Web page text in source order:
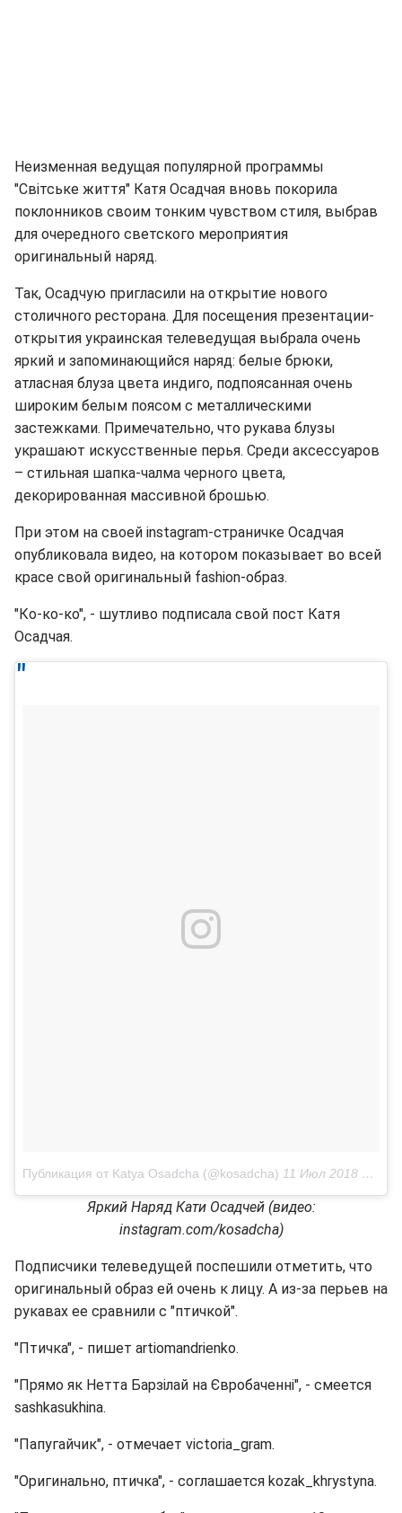
Неизменная ведущая популярной программы
"Світське життя" Катя Осадчая вновь покорила
поклонников своим тонким чувством стиля, выбрав
для очередного светского мероприятия
оригинальный наряд.
Так, Осадчую пригласили на открытие нового
столичного ресторана. Для посещения презентации-
открытия украинская телеведущая выбрала очень
яркий и запоминающийся наряд: белые брюки,
атласная блуза цвета индиго, подпоясанная очень
широким белым поясом с металлическими
застежками. Примечательно, что рукава блузы
украшают искусственные перья. Среди аксессуаров
– стильная шапка-чалма черного цвета,
декорированная массивной брошью.
При этом на своей instagram-страничке Осадчая
опубликовала видео, на котором показывает во всей
красе свой оригинальный fashion-образ.
"Ко-ко-ко", - шутливо подписала свой пост Катя
Осадчая.
Публикация от Katya Osadcha (@kosadcha) 11 Июл 2018 в 1:23 PDT
Яркий Наряд Кати Осадчей (видео:
instagram.com/kosadcha)
Подписчики телеведущей поспешили отметить, что
оригинальный образ ей очень к лицу. А из-за перьев на
рукавах ее сравнили с "птичкой".
"Птичка", - пишет artiomandrienko.
"Прямо як Нетта Барзілай на Євробаченні", - смеется
sashkasukhina.
"Папугайчик", - отмечает victoria_gram.
"Оригинально, птичка", - соглашается kozak_khrystyna.